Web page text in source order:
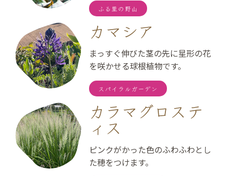
ふる里の野山
カマシア
まっすぐ伸びた茎の先に星形の花
を咲かせる球根植物です。
スパイラルガーデン
カラマグロステ
ィス
ピンクがかった色のふわふわとし
た穂をつけます。